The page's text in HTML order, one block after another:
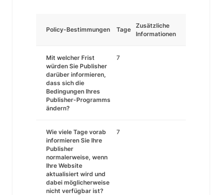
Policy-Bestimmungen Tage
Zusätzliche
Informationen
Mit welcher Frist
würden Sie Publisher
darüber informieren,
dass sich die
Bedingungen Ihres
Publisher-Programms
ändern?
7
Wie viele Tage vorab
informieren Sie Ihre
Publisher
normalerweise, wenn
Ihre Website
aktualisiert wird und
dabei möglicherweise
nicht verfügbar ist?
7